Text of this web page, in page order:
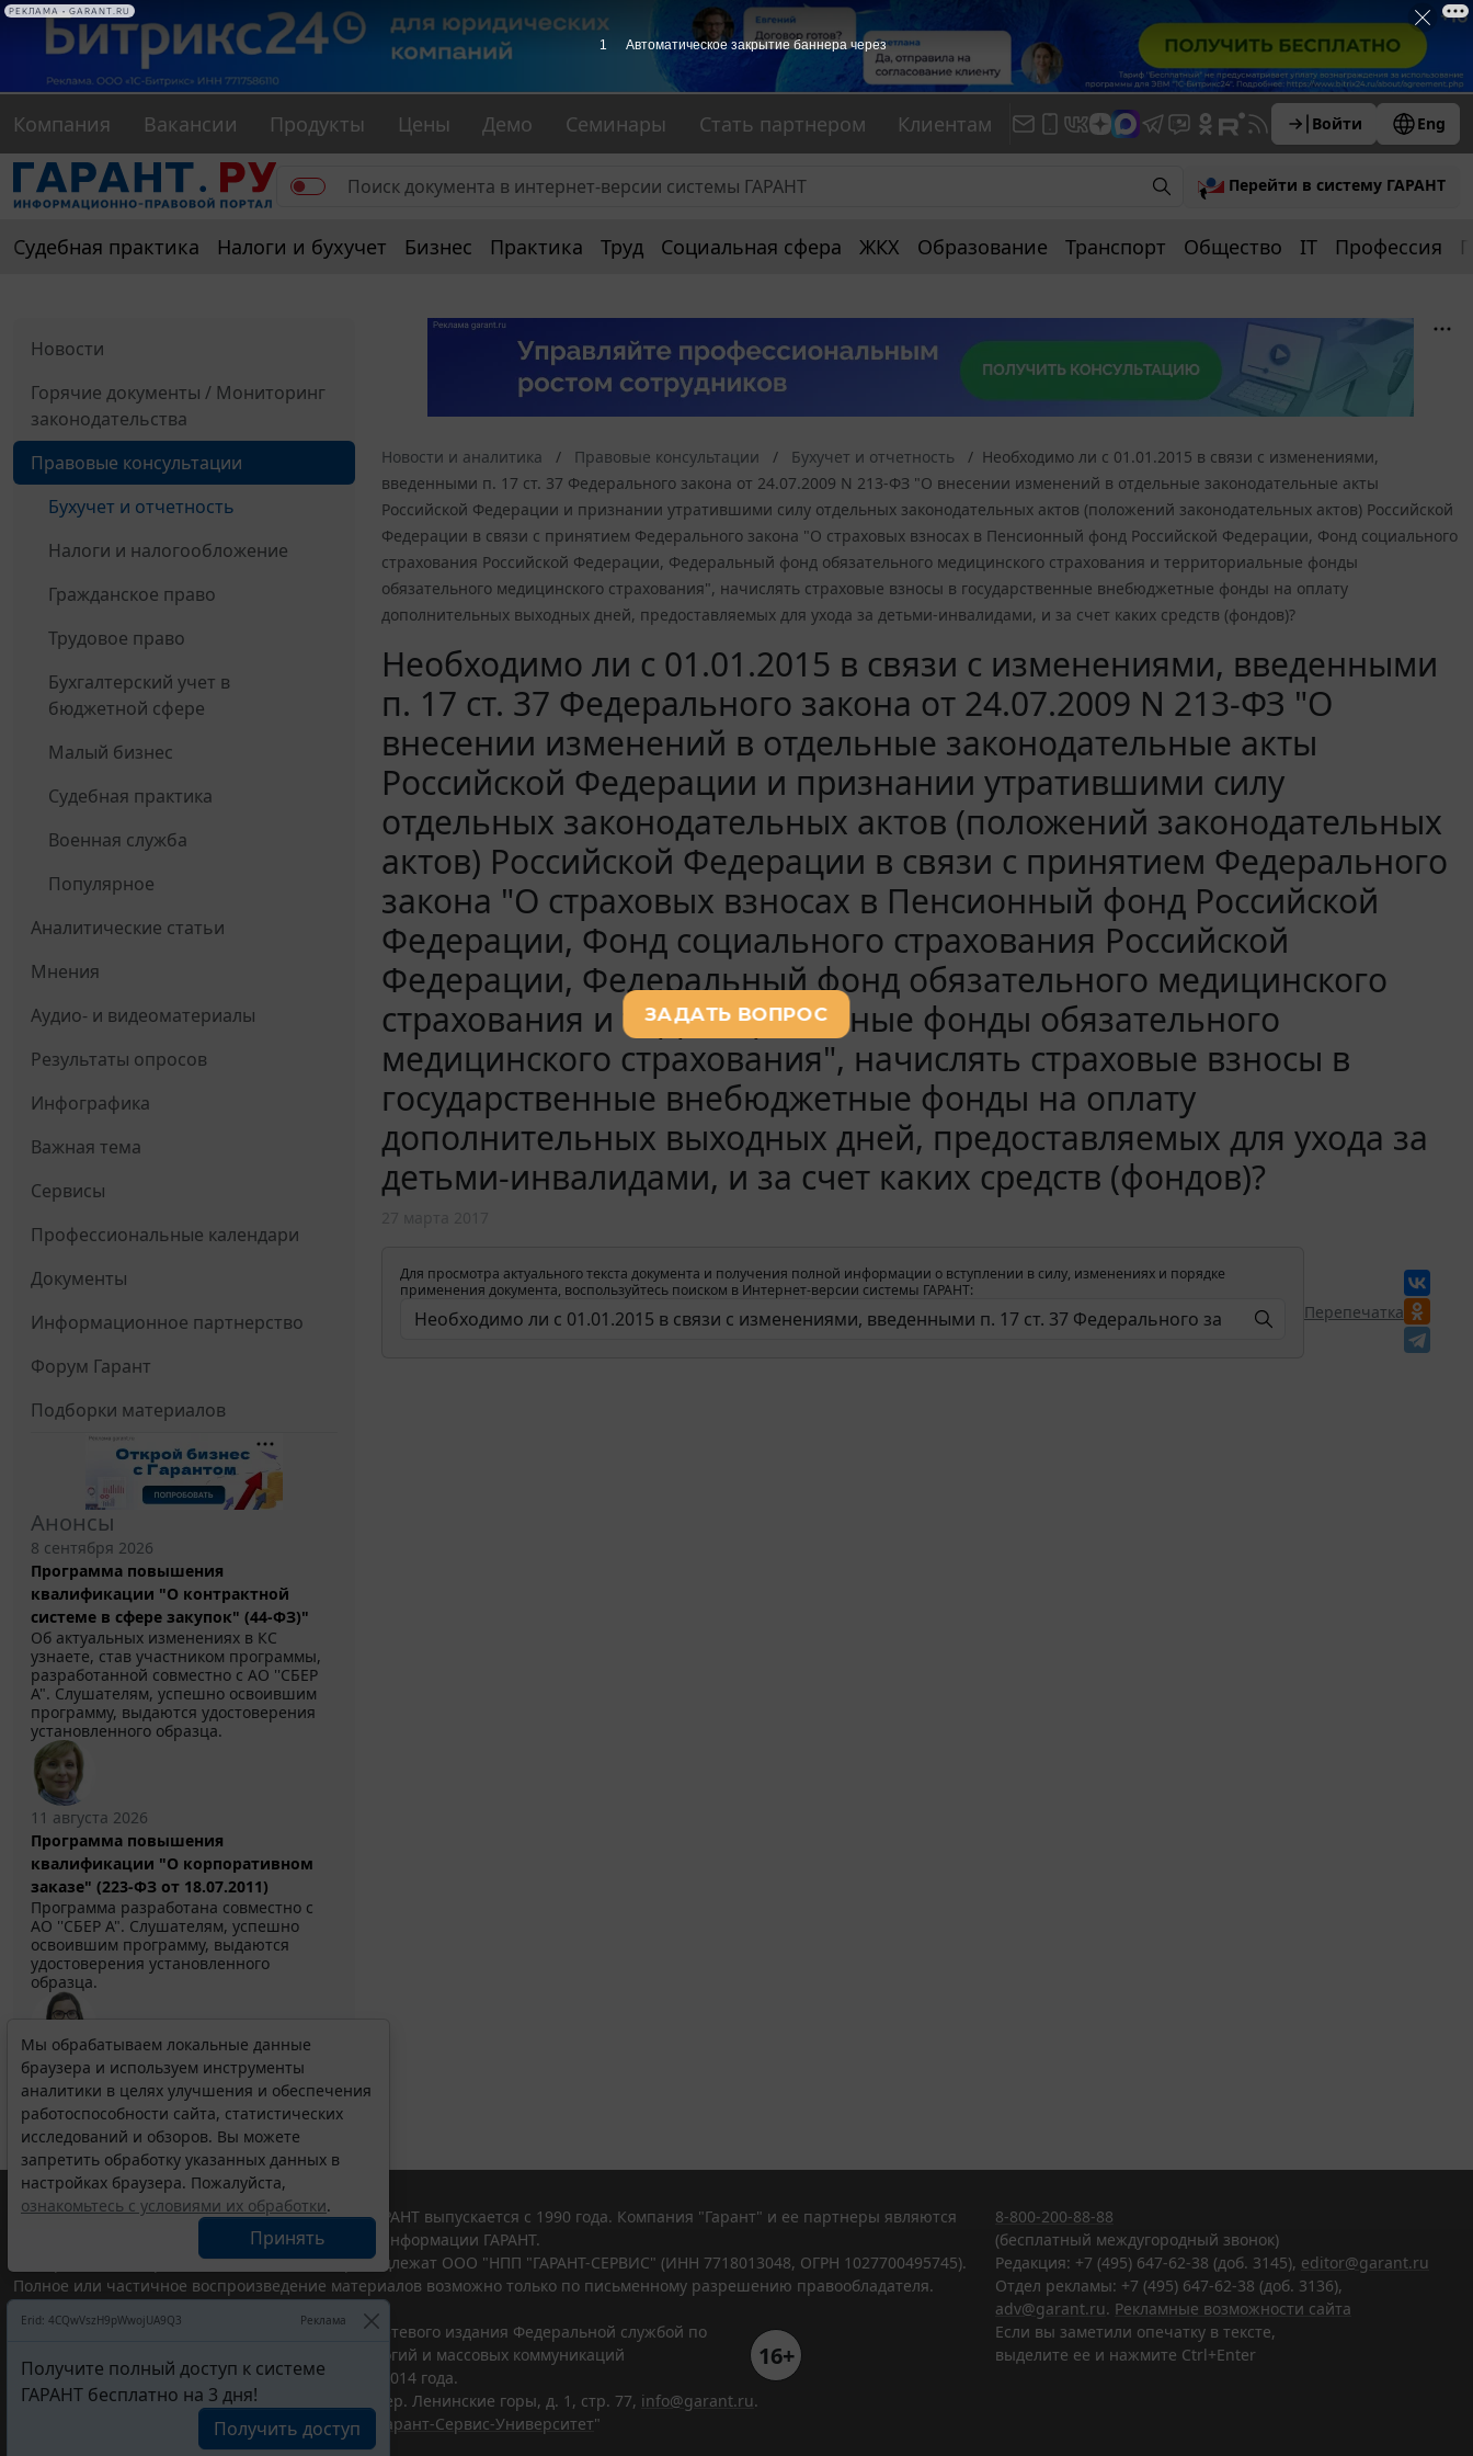
Компания Вакансии Продукты Цены Демо Семинары Стать партнером Клиентам Войти Eng
Перейти в систему ГАРАНТ
Судебная практика Налоги и бухучет Бизнес Практика Труд Социальная сфера ЖКХ Образование Транспорт Общество IT Профессия
Новости
Горячие документы / Мониторинг
законодательства
Правовые консультации
Бухучет и отчетность
Налоги и налогообложение
Гражданское право
Трудовое право
Бухгалтерский учет в
бюджетной сфере
Малый бизнес
Судебная практика
Военная служба
Популярное
Аналитические статьи
Мнения
Аудио- и видеоматериалы
Результаты опросов
Инфографика
Важная тема
Сервисы
Профессиональные календари
Документы
Информационное партнерство
Форум Гарант
Подборки материалов
Анонсы
8 сентября 2026
Программа повышения
квалификации "О контрактной
системе в сфере закупок" (44-ФЗ)"
Об актуальных изменениях в КС
узнаете, став участником программы,
разработанной совместно с АО ''СБЕР
А". Слушателям, успешно освоившим
программу, выдаются удостоверения
установленного образца.
11 августа 2026
Программа повышения
квалификации "О корпоративном
заказе" (223-ФЗ от 18.07.2011)
Программа разработана совместно с
АО ''СБЕР А". Слушателям, успешно
освоившим программу, выдаются
удостоверения установленного
образца.
Выберите тему программы повышения квалификации
для юристов ...
Новости и аналитика Правовые консультации Бухучет и отчетность
Необходимо ли с 01.01.2015 в связи с изменениями,
введенными п. 17 ст. 37 Федерального закона от 24.07.2009 N 213-ФЗ "О внесении изменений в отдельные законодательные акты
Российской Федерации и признании утратившими силу отдельных законодательных актов (положений законодательных актов) Российской
Федерации в связи с принятием Федерального закона "О страховых взносах в Пенсионный фонд Российской Федерации, Фонд социального
страхования Российской Федерации, Федеральный фонд обязательного медицинского страхования и территориальные фонды
обязательного медицинского страхования", начислять страховые взносы в государственные внебюджетные фонды на оплату
дополнительных выходных дней, предоставляемых для ухода за детьми-инвалидами, и за счет каких средств (фондов)?
Необходимо ли с 01.01.2015 в связи с изменениями, введенными
п. 17 ст. 37 Федерального закона от 24.07.2009 N 213-ФЗ "О
внесении изменений в отдельные законодательные акты
Российской Федерации и признании утратившими силу
отдельных законодательных актов (положений законодательных
актов) Российской Федерации в связи с принятием Федерального
закона "О страховых взносах в Пенсионный фонд Российской
Федерации, Фонд социального страхования Российской
Федерации, Федеральный фонд обязательного медицинского
страхования и территориальные фонды обязательного
медицинского страхования", начислять страховые взносы в
государственные внебюджетные фонды на оплату
дополнительных выходных дней, предоставляемых для ухода за
детьми-инвалидами, и за счет каких средств (фондов)?
Для просмотра актуального текста документа и получения полной информации о вступлении в силу, изменениях и порядке
применения документа, воспользуйтесь поиском в Интернет-версии системы ГАРАНТ:
Перепечатка
Мы обрабатываем локальные данные
браузера и используем инструменты
аналитики в целях улучшения и обеспечения
работоспособности сайта, статистических
исследований и обзоров. Вы можете
запретить обработку указанных данных в
настройках браузера. Пожалуйста,
ознакомьтесь с условиями их обработки.
Принять
Erid: 4CQwVszH9pWwojUA9Q3 Реклама
Получите полный доступ к системе
ГАРАНТ бесплатно на 3 дня!
Получить доступ
© ООО "НПП "ГАРАНТ-СЕРВИС", 2026. Система ГАРАНТ выпускается с 1990 года. Компания "Гарант" и ее партнеры являются
участниками Российской ассоциации правовой информации ГАРАНТ.
Все права на материалы сайта ГАРАНТ.РУ принадлежат ООО "НПП "ГАРАНТ-СЕРВИС" (ИНН 7718013048, ОГРН 1027700495745).
Полное или частичное воспроизведение материалов возможно только по письменному разрешению правообладателя.
Портал ГАРАНТ.РУ зарегистрирован в качестве сетевого издания Федеральной службой по
надзору в сфере связи,информационных технологий и массовых коммуникаций
(Роскомнадзором), Эл № ФС77-58365 от 18 июня 2014 года.
16+
ООО "НПП "ГАРАНТ-СЕРВИС", 119234, г. Москва, тер. Ленинские горы, д. 1, стр. 77, info@garant.ru.
Разработчик ЭПС Система ГАРАНТ – ООО "НПП "
Гарант-Сервис-Университет"
8-800-200-88-88
(бесплатный междугородный звонок)
Редакция: +7 (495) 647-62-38 (доб. 3145), editor@garant.ru
Отдел рекламы: +7 (495) 647-62-38 (доб. 3136),
adv@garant.ru. Рекламные возможности сайта
Если вы заметили опечатку в тексте,
выделите ее и нажмите Ctrl+Enter
1 Автоматическое закрытие баннера через
РЕКЛАМА • GARANT.RU